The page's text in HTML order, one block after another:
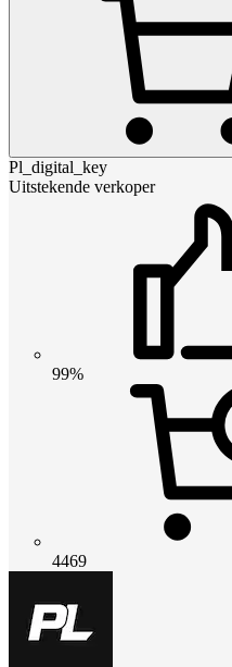
Pl_digital_key
Uitstekende verkoper
99%
4469